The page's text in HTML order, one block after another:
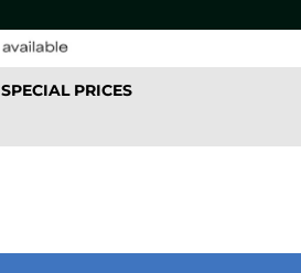
SPECIAL PRICES